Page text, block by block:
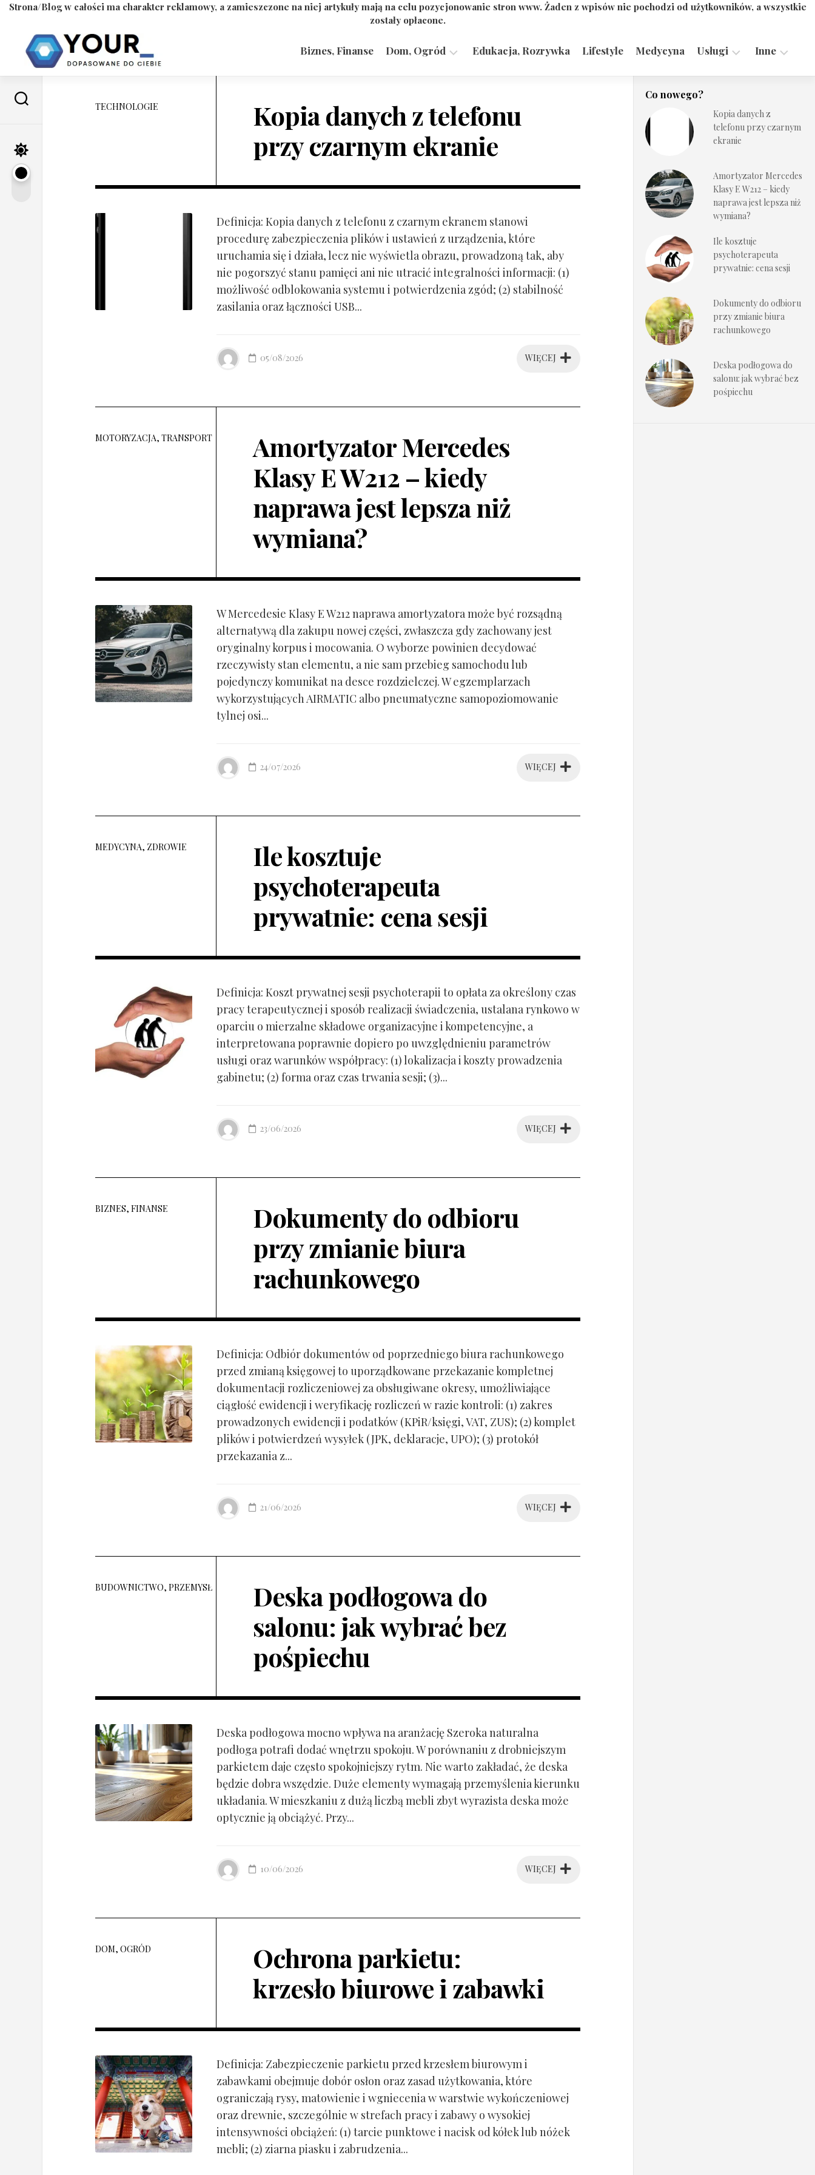
Strona/Blog w całości ma charakter reklamowy, a zamieszczone na niej artykuły mają na celu pozycjonowanie stron www. Żaden z wpisów nie pochodzi od użytkowników, a wszystkie
zostały opłacone.
content
Biznes, Finanse Dom, Ogród Edukacja, Rozrywka Lifestyle Medycyna Usługi
Technologie
Inne
TECHNOLOGIE
Kopia danych z telefonu
przy czarnym ekranie
Definicja: Kopia danych z telefonu z czarnym ekranem stanowi
procedurę zabezpieczenia plików i ustawień z urządzenia, które
uruchamia się i działa, lecz nie wyświetla obrazu, prowadzoną tak, aby
nie pogorszyć stanu pamięci ani nie utracić integralności informacji: (1)
możliwość odblokowania systemu i potwierdzenia zgód; (2) stabilność
zasilania oraz łączności USB...
WIĘCEJ
05/08/2026
MOTORYZACJA, TRANSPORT
Amortyzator Mercedes
Klasy E W212 – kiedy
naprawa jest lepsza niż
wymiana?
W Mercedesie Klasy E W212 naprawa amortyzatora może być rozsądną
alternatywą dla zakupu nowej części, zwłaszcza gdy zachowany jest
oryginalny korpus i mocowania. O wyborze powinien decydować
rzeczywisty stan elementu, a nie sam przebieg samochodu lub
pojedynczy komunikat na desce rozdzielczej. W egzemplarzach
wykorzystujących AIRMATIC albo pneumatyczne samopoziomowanie
tylnej osi...
WIĘCEJ
24/07/2026
MEDYCYNA, ZDROWIE
Ile kosztuje
psychoterapeuta
prywatnie: cena sesji
Definicja: Koszt prywatnej sesji psychoterapii to opłata za określony czas
pracy terapeutycznej i sposób realizacji świadczenia, ustalana rynkowo w
oparciu o mierzalne składowe organizacyjne i kompetencyjne, a
interpretowana poprawnie dopiero po uwzględnieniu parametrów
usługi oraz warunków współpracy: (1) lokalizacja i koszty prowadzenia
gabinetu; (2) forma oraz czas trwania sesji; (3)...
WIĘCEJ
23/06/2026
BIZNES, FINANSE
Dokumenty do odbioru
przy zmianie biura
rachunkowego
Definicja: Odbiór dokumentów od poprzedniego biura rachunkowego
przed zmianą księgowej to uporządkowane przekazanie kompletnej
dokumentacji rozliczeniowej za obsługiwane okresy, umożliwiające
ciągłość ewidencji i weryfikację rozliczeń w razie kontroli: (1) zakres
prowadzonych ewidencji i podatków (KPiR/księgi, VAT, ZUS); (2) komplet
plików i potwierdzeń wysyłek (JPK, deklaracje, UPO); (3) protokół
przekazania z...
WIĘCEJ
21/06/2026
BUDOWNICTWO, PRZEMYSŁ
Deska podłogowa do
salonu: jak wybrać bez
pośpiechu
Deska podłogowa mocno wpływa na aranżację Szeroka naturalna
podłoga potrafi dodać wnętrzu spokoju. W porównaniu z drobniejszym
parkietem daje często spokojniejszy rytm. Nie warto zakładać, że deska
będzie dobra wszędzie. Duże elementy wymagają przemyślenia kierunku
układania. W mieszkaniu z dużą liczbą mebli zbyt wyrazista deska może
optycznie ją obciążyć. Przy...
WIĘCEJ
10/06/2026
DOM, OGRÓD
Ochrona parkietu:
krzesło biurowe i zabawki
Definicja: Zabezpieczenie parkietu przed krzesłem biurowym i
zabawkami obejmuje dobór osłon oraz zasad użytkowania, które
ograniczają rysy, matowienie i wgniecenia w warstwie wykończeniowej
oraz drewnie, szczególnie w strefach pracy i zabawy o wysokiej
intensywności obciążeń: (1) tarcie punktowe i nacisk od kółek lub nóżek
mebli; (2) ziarna piasku i zabrudzenia...
Co nowego?
Kopia danych z
telefonu przy czarnym
ekranie
Amortyzator Mercedes
Klasy E W212 – kiedy
naprawa jest lepsza niż
wymiana?
Ile kosztuje
psychoterapeuta
prywatnie: cena sesji
Dokumenty do odbioru
przy zmianie biura
rachunkowego
Deska podłogowa do
salonu: jak wybrać bez
pośpiechu